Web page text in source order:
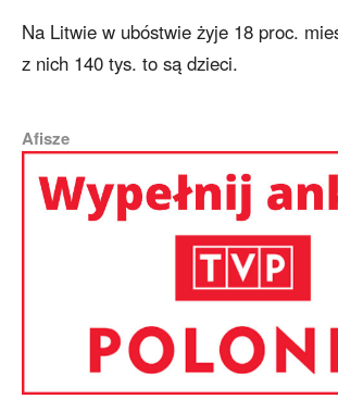
Na Litwie w ubóstwie żyje 18 proc.
z nich 140 tys. to są dzieci.
Afisze